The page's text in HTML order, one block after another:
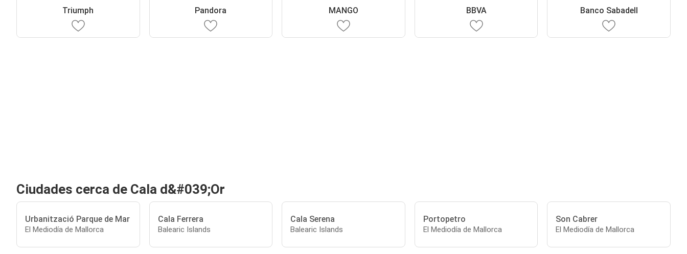
Triumph Pandora MANGO BBVA Banco Sabadell
Ciudades cerca de Cala d&#039;Or
Urbanització Parque de Mar
El Mediodía de Mallorca
Cala Ferrera
Balearic Islands
Cala Serena
Balearic Islands
Portopetro
El Mediodía de Mallorca
Son Cabrer
El Mediodía de Mallorca